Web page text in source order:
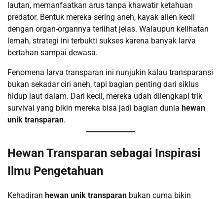
lautan, memanfaatkan arus tanpa khawatir ketahuan
predator. Bentuk mereka sering aneh, kayak alien kecil
dengan organ-organnya terlihat jelas. Walaupun kelihatan
lemah, strategi ini terbukti sukses karena banyak larva
bertahan sampai dewasa.
Fenomena larva transparan ini nunjukin kalau transparansi
bukan sekadar ciri aneh, tapi bagian penting dari siklus
hidup laut dalam. Dari kecil, mereka udah dilengkapi trik
survival yang bikin mereka bisa jadi bagian dunia hewan
unik transparan.
Hewan Transparan sebagai Inspirasi
Ilmu Pengetahuan
Kehadiran hewan unik transparan bukan cuma bikin